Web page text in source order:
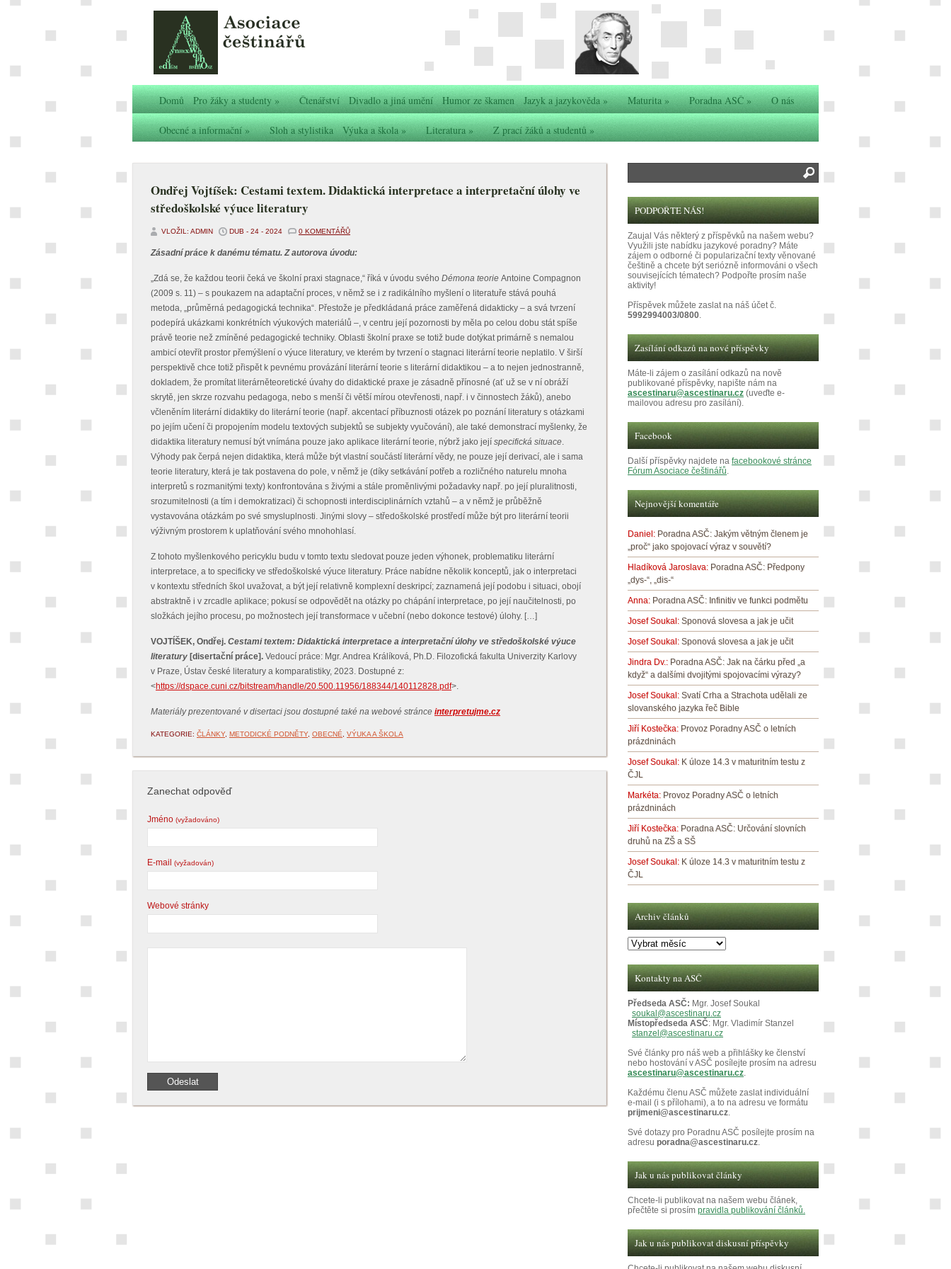
Domů Pro žáky a studenty» Čtenářství Divadlo a jiná umění Humor ze škamen Jazyk a jazykověda» Maturita» Poradna ASČ» O nás
Obecné a informační» Sloh a stylistika Výuka a škola» Literatura» Z prací žáků a studentů»
Ondřej Vojtíšek: Cestami textem. Didaktická interpretace a interpretační úlohy ve
středoškolské výuce literatury
VLOŽIL: ADMIN DUB - 24 - 2024 0 KOMENTÁŘŮ
Zásadní práce k danému tématu. Z autorova úvodu:
„Zdá se, že každou teorii čeká ve školní praxi stagnace,“ říká v úvodu svého Démona teorie Antoine Compagnon
(2009 s. 11) – s poukazem na adaptační proces, v němž se i z radikálního myšlení o literatuře stává pouhá
metoda, „průměrná pedagogická technika“. Přestože je předkládaná práce zaměřená didakticky – a svá tvrzení
podepírá ukázkami konkrétních výukových materiálů –, v centru její pozornosti by měla po celou dobu stát spíše
právě teorie než zmíněné pedagogické techniky. Oblasti školní praxe se totiž bude dotýkat primárně s nemalou
ambicí otevřít prostor přemýšlení o výuce literatury, ve kterém by tvrzení o stagnaci literární teorie neplatilo. V širší
perspektivě chce totiž přispět k pevnému provázání literární teorie s literární didaktikou – a to nejen jednostranně,
dokladem, že promítat literárněteoretické úvahy do didaktické praxe je zásadně přínosné (ať už se v ní obráží
skrytě, jen skrze rozvahu pedagoga, nebo s menší či větší mírou otevřenosti, např. i v činnostech žáků), anebo
včleněním literární didaktiky do literární teorie (např. akcentací příbuznosti otázek po poznání literatury s otázkami
po jejím učení či propojením modelu textových subjektů se subjekty vyučování), ale také demonstrací myšlenky, že
didaktika literatury nemusí být vnímána pouze jako aplikace literární teorie, nýbrž jako její specifická situace.
Výhody pak čerpá nejen didaktika, která může být vlastní součástí literární vědy, ne pouze její derivací, ale i sama
teorie literatury, která je tak postavena do pole, v němž je (díky setkávání potřeb a rozličného naturelu mnoha
interpretů s rozmanitými texty) konfrontována s živými a stále proměnlivými požadavky např. po její pluralitnosti,
srozumitelnosti (a tím i demokratizaci) či schopnosti interdisciplinárních vztahů – a v němž je průběžně
vystavována otázkám po své smysluplnosti. Jinými slovy – středoškolské prostředí může být pro literární teorii
výživným prostorem k uplatňování svého mnohohlasí.
Z tohoto myšlenkového pericyklu budu v tomto textu sledovat pouze jeden výhonek, problematiku literární
interpretace, a to specificky ve středoškolské výuce literatury. Práce nabídne několik konceptů, jak o interpretaci
v kontextu středních škol uvažovat, a být její relativně komplexní deskripcí; zaznamená její podobu i situaci, obojí
abstraktně i v zrcadle aplikace; pokusí se odpovědět na otázky po chápání interpretace, po její naučitelnosti, po
složkách jejího procesu, po možnostech její transformace v učební (nebo dokonce testové) úlohy. […]
VOJTÍŠEK, Ondřej. Cestami textem: Didaktická interpretace a interpretační úlohy ve středoškolské výuce
literatury [disertační práce]. Vedoucí práce: Mgr. Andrea Králíková, Ph.D. Filozofická fakulta Univerzity Karlovy
v Praze, Ústav české literatury a komparatistiky, 2023. Dostupné z:
<https://dspace.cuni.cz/bitstream/handle/20.500.11956/188344/140112828.pdf>.
Materiály prezentované v disertaci jsou dostupné také na webové stránce interpretujme.cz
KATEGORIE: ČLÁNKY, METODICKÉ PODNĚTY, OBECNÉ VÝUKA A ŠKOLA
Zanechat odpověď
Jméno (vyžadováno)
E-mail (vyžadován)
Webové stránky
PODPOŘTE NÁS!
Zaujal Vás některý z příspěvků na našem webu?
Využili jste nabídku jazykové poradny? Máte
zájem o odborné či popularizační texty věnované
češtině a chcete být seriózně informováni o všech
souvisejících tématech? Podpořte prosím naše
aktivity!
Příspěvek můžete zaslat na náš účet č.
5992994003/0800.
Zasílání odkazů na nové příspěvky
Máte-li zájem o zasílání odkazů na nově
publikované příspěvky, napište nám na
ascestinaru@ascestinaru.cz (uveďte e-
mailovou adresu pro zasílání).
Facebook
Další příspěvky najdete na facebookové stránce
Fórum Asociace češtinářů.
Nejnovější komentáře
Daniel: Poradna ASČ: Jakým větným členem je
„proč“ jako spojovací výraz v souvětí?
Hladíková Jaroslava: Poradna ASČ: Předpony
„dys-“, „dis-“
Anna: Poradna ASČ: Infinitiv ve funkci podmětu
Josef Soukal: Sponová slovesa a jak je učit
Josef Soukal: Sponová slovesa a jak je učit
Jindra Dv.: Poradna ASČ: Jak na čárku před „a
když“ a dalšími dvojitými spojovacími výrazy?
Josef Soukal: Svatí Crha a Strachota udělali ze
slovanského jazyka řeč Bible
Jiří Kostečka: Provoz Poradny ASČ o letních
prázdninách
Josef Soukal: K úloze 14.3 v maturitním testu z
ČJL
Markéta: Provoz Poradny ASČ o letních
prázdninách
Jiří Kostečka: Poradna ASČ: Určování slovních
druhů na ZŠ a SŠ
Josef Soukal: K úloze 14.3 v maturitním testu z
ČJL
Archiv článků
Archiv
článků
Kontakty na ASČ
Předseda ASČ: Mgr. Josef Soukal
soukal@ascestinaru.cz
Místopředseda ASČ: Mgr. Vladimír Stanzel
stanzel@ascestinaru.cz
Své články pro náš web a přihlášky ke členství
nebo hostování v ASČ posílejte prosím na adresu
ascestinaru@ascestinaru.cz.
Každému členu ASČ můžete zaslat individuální
e-mail (i s přílohami), a to na adresu ve formátu
prijmeni@ascestinaru.cz.
Své dotazy pro Poradnu ASČ posílejte prosím na
adresu poradna@ascestinaru.cz.
Jak u nás publikovat články
Chcete-li publikovat na našem webu článek,
přečtěte si prosím pravidla publikování článků.
Jak u nás publikovat diskusní příspěvky